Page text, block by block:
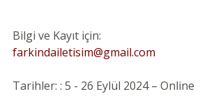
Bilgi ve Kayıt için:
farkindailetisim@gmail.com
Tarihler: : 5 - 26 Eylül 2024 – Online